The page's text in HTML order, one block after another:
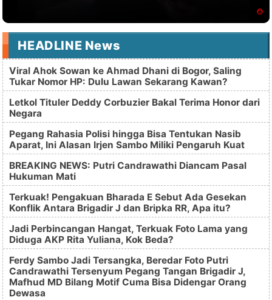
HEADLINE News
Viral Ahok Sowan ke Ahmad Dhani di Bogor, Saling
Tukar Nomor HP: Dulu Lawan Sekarang Kawan?
Letkol Tituler Deddy Corbuzier Bakal Terima Honor dari
Negara
Pegang Rahasia Polisi hingga Bisa Tentukan Nasib
Aparat, Ini Alasan Irjen Sambo Miliki Pengaruh Kuat
BREAKING NEWS: Putri Candrawathi Diancam Pasal
Hukuman Mati
Terkuak! Pengakuan Bharada E Sebut Ada Gesekan
Konflik Antara Brigadir J dan Bripka RR, Apa itu?
Jadi Perbincangan Hangat, Terkuak Foto Lama yang
Diduga AKP Rita Yuliana, Kok Beda?
Ferdy Sambo Jadi Tersangka, Beredar Foto Putri
Candrawathi Tersenyum Pegang Tangan Brigadir J,
Mafhud MD Bilang Motif Cuma Bisa Didengar Orang
Dewasa